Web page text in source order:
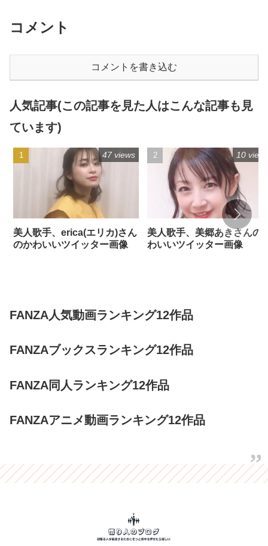
コメント
コメントを書き込む
人気記事(この記事を見た人はこんな記事も見
ています)
美人歌手、erica(エリカ)さん
のかわいいツイッター画像
47 views
美人歌手、美郷あきさんの
わいいツイッター画像
10
FANZA人気動画ランキング12作品
FANZAブックスランキング12作品
FANZA同人ランキング12作品
FANZAアニメ動画ランキング12作品